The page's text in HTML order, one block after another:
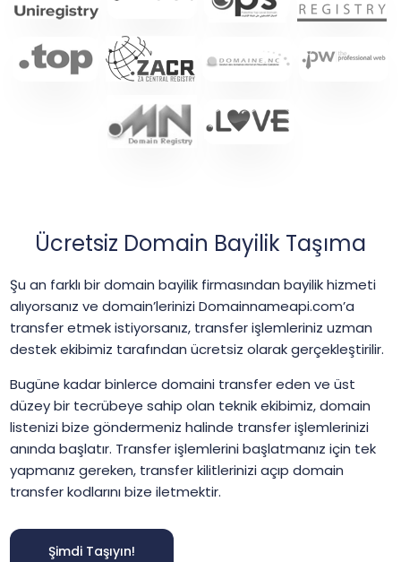
Ücretsiz Domain Bayilik Taşıma
Şu an farklı bir domain bayilik firmasından bayilik hizmeti
alıyorsanız ve domain’lerinizi Domainnameapi.com’a
transfer etmek istiyorsanız, transfer işlemleriniz uzman
destek ekibimiz tarafından ücretsiz olarak gerçekleştirilir.
Bugüne kadar binlerce domaini transfer eden ve üst
düzey bir tecrübeye sahip olan teknik ekibimiz, domain
listenizi bize göndermeniz halinde transfer işlemlerinizi
anında başlatır. Transfer işlemlerini başlatmanız için tek
yapmanız gereken, transfer kilitlerinizi açıp domain
transfer kodlarını bize iletmektir.
Şimdi Taşıyın!